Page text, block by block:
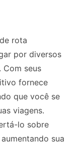
rota
por diversos
Com seus
fornece
que você se
viagens.
lo sobre
sua